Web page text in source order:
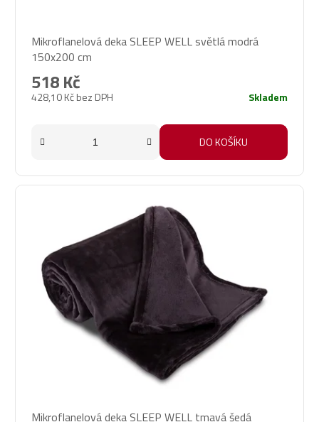
Mikroflanelová deka SLEEP WELL světlá modrá
150x200 cm
428,10 Kč bez DPH
518 Kč
Skladem
DO KOŠÍKU
Mikroflanelová deka SLEEP WELL tmavá šedá